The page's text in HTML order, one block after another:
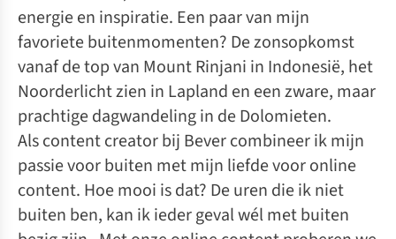
energie en inspiratie. Een paar van mijn
favoriete buitenmomenten? De zonsopkomst
vanaf de top van Mount Rinjani in Indonesië, het
Noorderlicht zien in Lapland en een zware, maar
prachtige dagwandeling in de Dolomieten.
Als content creator bij Bever combineer ik mijn
passie voor buiten met mijn liefde voor online
content. Hoe mooi is dat? De uren die ik niet
buiten ben, kan ik ieder geval wél met buiten